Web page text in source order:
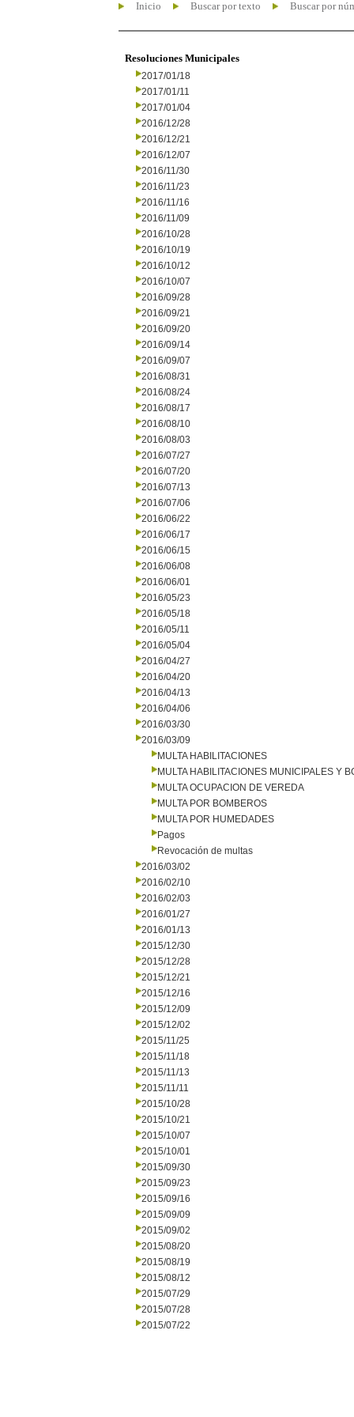
Inicio Buscar por texto Buscar por
Resoluciones Municipales
2017/01/18
2017/01/11
2017/01/04
2016/12/28
2016/12/21
2016/12/07
2016/11/30
2016/11/23
2016/11/16
2016/11/09
2016/10/28
2016/10/19
2016/10/12
2016/10/07
2016/09/28
2016/09/21
2016/09/20
2016/09/14
2016/09/07
2016/08/31
2016/08/24
2016/08/17
2016/08/10
2016/08/03
2016/07/27
2016/07/20
2016/07/13
2016/07/06
2016/06/22
2016/06/17
2016/06/15
2016/06/08
2016/06/01
2016/05/23
2016/05/18
2016/05/11
2016/05/04
2016/04/27
2016/04/20
2016/04/13
2016/04/06
2016/03/30
2016/03/09
MULTA HABILITACIONES
MULTA HABILITACIONES MUNICIPALES Y
MULTA OCUPACION DE VEREDA
MULTA POR BOMBEROS
MULTA POR HUMEDADES
Pagos
Revocación de multas
2016/03/02
2016/02/10
2016/02/03
2016/01/27
2016/01/13
2015/12/30
2015/12/28
2015/12/21
2015/12/16
2015/12/09
2015/12/02
2015/11/25
2015/11/18
2015/11/13
2015/11/11
2015/10/28
2015/10/21
2015/10/07
2015/10/01
2015/09/30
2015/09/23
2015/09/16
2015/09/09
2015/09/02
2015/08/20
2015/08/19
2015/08/12
2015/07/29
2015/07/28
2015/07/22